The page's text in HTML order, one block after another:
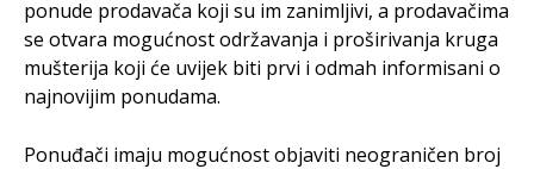
ponude prodavača koji su im zanimljivi, a prodavačima
se otvara mogućnost održavanja i proširivanja kruga
mušterija koji će uvijek biti prvi i odmah informisani o
najnovijim ponudama.
Ponuđači imaju mogućnost objaviti neograničen broj